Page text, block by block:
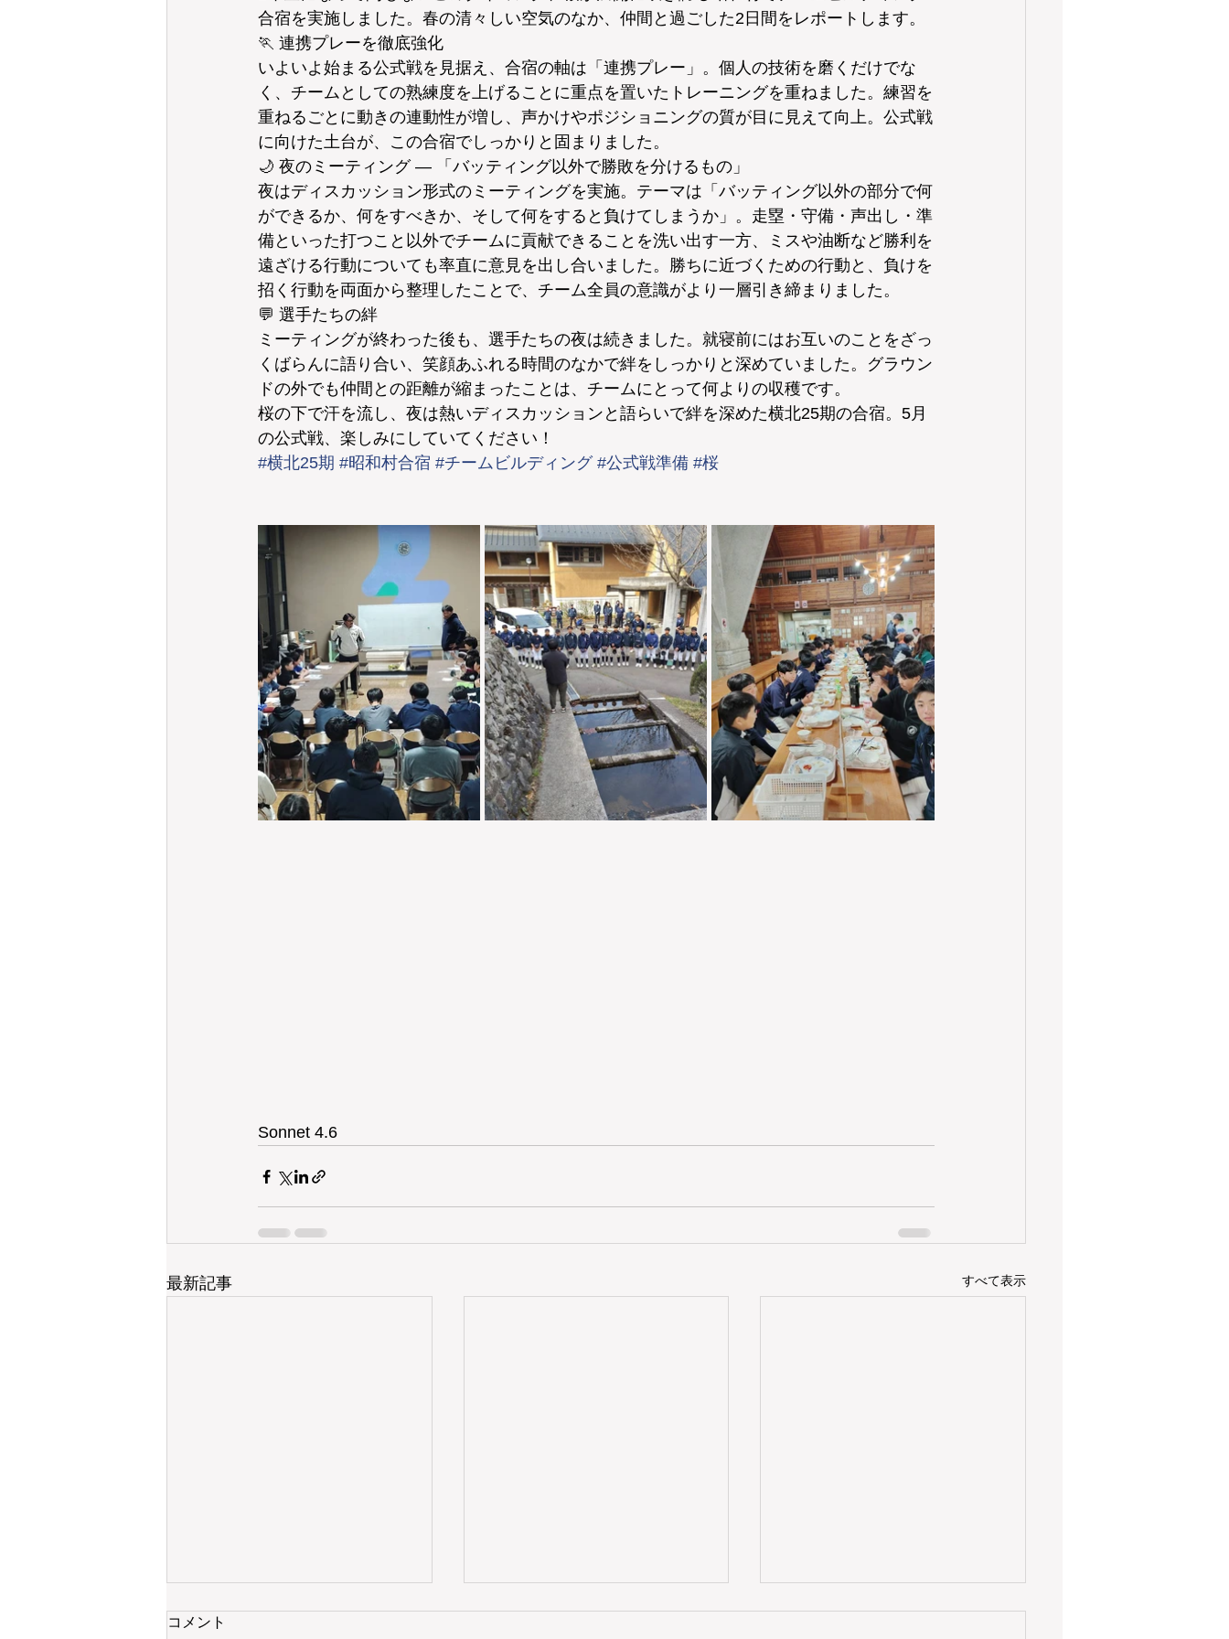
合宿を実施しました。春の清々しい空気のなか、仲間と過ごした2日間をレポートします。
🏃 連携プレーを徹底強化
いよいよ始まる公式戦を見据え、合宿の軸は「連携プレー」。個人の技術を磨くだけでな
く、チームとしての熟練度を上げることに重点を置いたトレーニングを重ねました。練習を
重ねるごとに動きの連動性が増し、声かけやポジショニングの質が目に見えて向上。公式戦
に向けた土台が、この合宿でしっかりと固まりました。
🌙 夜のミーティング — 「バッティング以外で勝敗を分けるもの」
夜はディスカッション形式のミーティングを実施。テーマは「バッティング以外の部分で何
ができるか、何をすべきか、そして何をすると負けてしまうか」。走塁・守備・声出し・準
備といった打つこと以外でチームに貢献できることを洗い出す一方、ミスや油断など勝利を
遠ざける行動についても率直に意見を出し合いました。勝ちに近づくための行動と、負けを
招く行動を両面から整理したことで、チーム全員の意識がより一層引き締まりました。
💬 選手たちの絆
ミーティングが終わった後も、選手たちの夜は続きました。就寝前にはお互いのことをざっ
くばらんに語り合い、笑顔あふれる時間のなかで絆をしっかりと深めていました。グラウン
ドの外でも仲間との距離が縮まったことは、チームにとって何よりの収穫です。
桜の下で汗を流し、夜は熱いディスカッションと語らいで絆を深めた横北25期の合宿。5月
の公式戦、楽しみにしていてください！
#横北25期 #昭和村合宿 #チームビルディング #公式戦準備 #桜
Sonnet 4.6
最新記事 すべて表示
コメント